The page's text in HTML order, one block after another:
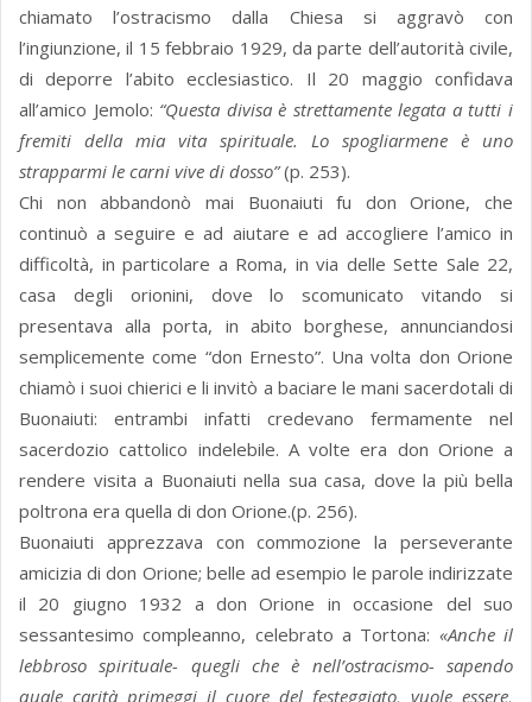
chiamato l’ostracismo dalla Chiesa si aggravò con
l’ingiunzione, il 15 febbraio 1929, da parte dell’autorità civile,
di deporre l’abito ecclesiastico. Il 20 maggio confidava
all’amico Jemolo: “Questa divisa è strettamente legata a tutti i
fremiti della mia vita spirituale. Lo spogliarmene è uno
strapparmi le carni vive di dosso”(p. 253).
Chi non abbandonò mai Buonaiuti fu don Orione, che
continuò a seguire e ad aiutare e ad accogliere l’amico in
difficoltà, in particolare a Roma, in via delle Sette Sale 22,
casa degli orionini, dove lo scomunicato vitando si
presentava alla porta, in abito borghese, annunciandosi
semplicemente come “don Ernesto”. Una volta don Orione
chiamò i suoi chierici e li invitò a baciare le mani sacerdotali di
Buonaiuti: entrambi infatti credevano fermamente nel
sacerdozio cattolico indelebile. A volte era don Orione a
rendere visita a Buonaiuti nella sua casa, dove la più bella
poltrona era quella di don Orione.(p. 256).
Buonaiuti apprezzava con commozione la perseverante
amicizia di don Orione; belle ad esempio le parole indirizzate
il 20 giugno 1932 a don Orione in occasione del suo
sessantesimo compleanno, celebrato a Tortona: «Anche il
lebbroso spirituale- quegli che è nell’ostracismo- sapendo
quale carità primeggi il cuore del festeggiato, vuole essere,